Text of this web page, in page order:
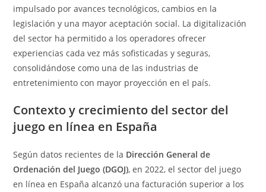
impulsado por avances tecnológicos, cambios en la
legislación y una mayor aceptación social. La digitalización
del sector ha permitido a los operadores ofrecer
experiencias cada vez más sofisticadas y seguras,
consolidándose como una de las industrias de
entretenimiento con mayor proyección en el país.
Contexto y crecimiento del sector del
juego en línea en España
Según datos recientes de la Dirección General de
Ordenación del Juego (DGOJ), en 2022, el sector del juego
en línea en España alcanzó una facturación superior a los